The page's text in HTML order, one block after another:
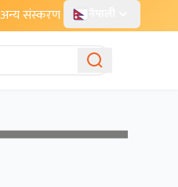
अन्य संस्करण